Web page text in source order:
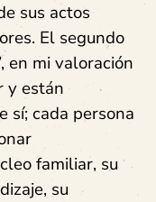
sus actos
El segundo
en mi valoración
y están
sí; cada persona
familiar, su
su